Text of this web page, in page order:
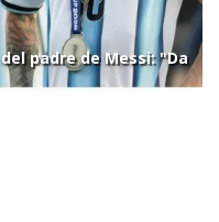
padre de Messi: "Da